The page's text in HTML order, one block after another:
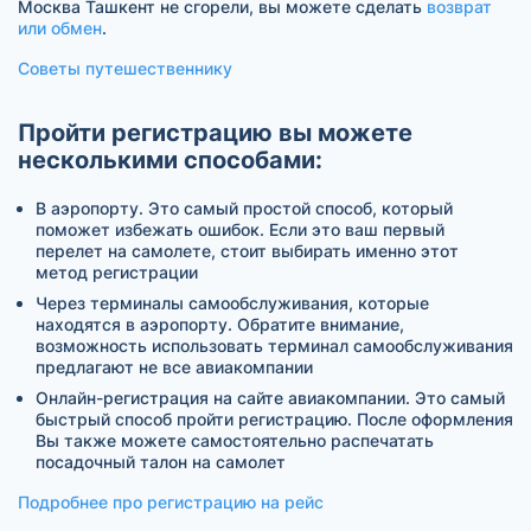
Москва Ташкент не сгорели, вы можете сделать возврат
или обмен.
Советы путешественнику
Пройти регистрацию вы можете
несколькими способами:
В аэропорту. Это самый простой способ, который
поможет избежать ошибок. Если это ваш первый
перелет на самолете, стоит выбирать именно этот
метод регистрации
Через терминалы самообслуживания, которые
находятся в аэропорту. Обратите внимание,
возможность использовать терминал самообслуживания
предлагают не все авиакомпании
Онлайн-регистрация на сайте авиакомпании. Это самый
быстрый способ пройти регистрацию. После оформления
Вы также можете самостоятельно распечатать
посадочный талон на самолет
Подробнее про регистрацию на рейс